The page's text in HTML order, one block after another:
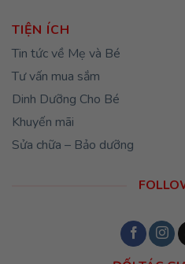
TIỆN ÍCH
Tin tức về Mẹ và Bé
Tư vấn mua sắm
Dinh Dưỡng Cho Bé
Khuyến mãi
Sửa chữa – Bảo dưỡng